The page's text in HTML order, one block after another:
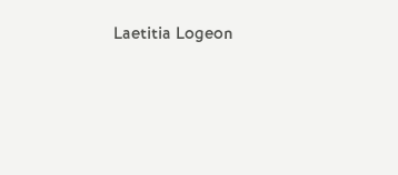
Archives
Laetitia Logeon